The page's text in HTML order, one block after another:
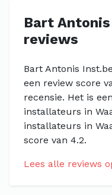
Bart Antonis
reviews
Bart Antonis
een review score
recensie. Het is
installateurs in
installateurs in
score van 4.2.
Lees alle reviews